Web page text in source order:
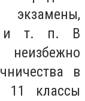
экзамены,
и т. п. В
неизбежно
в
11 классы